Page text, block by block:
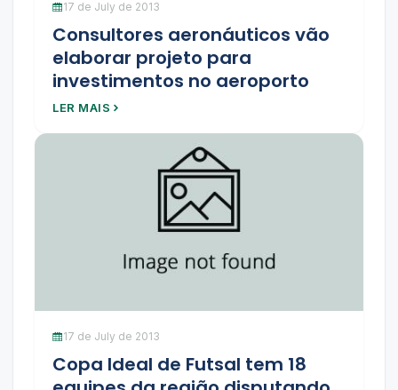
17 de July de 2013
Consultores aeronáuticos vão
elaborar projeto para
investimentos no aeroporto
LER MAIS
17 de July de 2013
Copa Ideal de Futsal tem 18